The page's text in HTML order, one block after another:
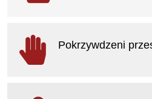
Pokrzywdzeni